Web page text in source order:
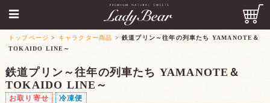
トップページ > キャラクター商品 > 鉄道プリン～往年の列車たち YAMANOTE＆
TOKAIDO LINE～
鉄道プリン～往年の列車たち YAMANOTE＆
TOKAIDO LINE～
お取り寄せ 冷凍便